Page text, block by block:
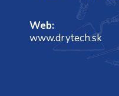
Web:
www.drytech.sk